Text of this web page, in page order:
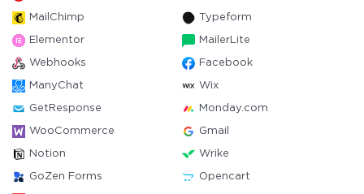
MailChimp Typeform
Elementor MailerLite
Webhooks Facebook
ManyChat Wix
GetResponse Monday.com
WooCommerce Gmail
Notion Wrike
GoZen Forms Opencart